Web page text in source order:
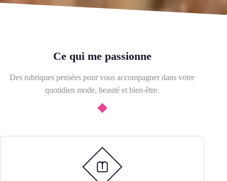
Ce qui me passionne
Des rubriques pensées pour vous accompagner dans votre
quotidien mode, beauté et bien-être.